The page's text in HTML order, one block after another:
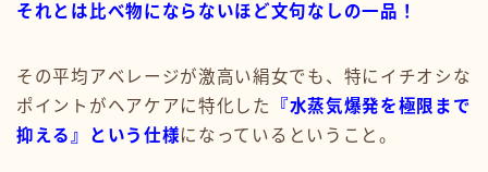
それとは比べ物にならないほど文句なしの一品！
その平均アベレージが激高い絹女でも、特にイチオシな
ポイントがヘアケアに特化した
『水蒸気爆発を極限まで
抑える』という仕様になっているということ。